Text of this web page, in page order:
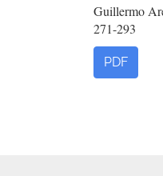
Guillermo
271-293
PDF